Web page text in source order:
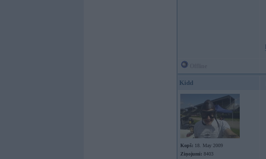
Kidd
Kopš: 18. May 2009
Ziņojumi: 8403